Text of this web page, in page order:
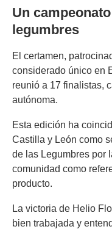
Un
legumbres
El certamen,
considerado único en
reunió a 17 finalistas,
autónoma.
Esta edición ha
Castilla y León como
de las Legumbres por
comunidad como
producto.
La victoria de Helio
bien trabajada y